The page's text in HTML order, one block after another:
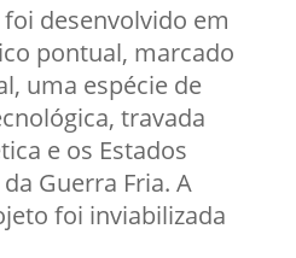
desenvolvido em
pontual, marcado
uma espécie de
travada
e os Estados
Guerra Fria. A
foi inviabilizada